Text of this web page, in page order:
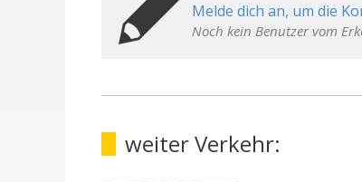
Melde dich an, um die
Noch kein Benutzer vom
weiter Verkehr: